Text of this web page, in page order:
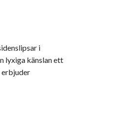
i
lyxiga känslan ett
erbjuder